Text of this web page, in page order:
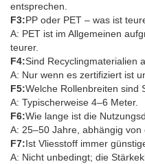
entsprechen.
F3:PP oder PET – was ist
A: PET ist im Allgemeinen
teurer.
F4:Sind Recyclingmaterialien
A: Nur wenn es zertifiziert ist
F5:Welche Rollenbreiten sind
A: Typischerweise 4–6 Meter.
F6:Wie lange ist die
A: 25–50 Jahre, abhängig von
F7:Ist Vliesstoff immer
A: Nicht unbedingt; die